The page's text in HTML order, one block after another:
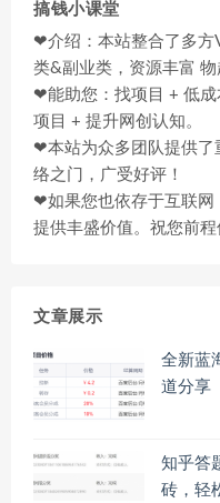
搞钱小课堂
❤介绍：本站整合了多方
类&副业类，资源丰富 物
❤能助您：找项目 + 低
项目 + 提升网创认知。
❤本站为众多团队提供了
络之门，广受好评！
❤如果您也依存于互联网
提供丰盛价值。祝您前程
文章展示
全新蓝
道分享
知乎答
砖，轻